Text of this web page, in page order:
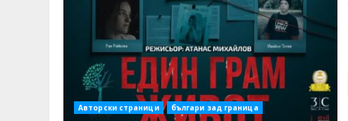
Авторски страници българи зад граница